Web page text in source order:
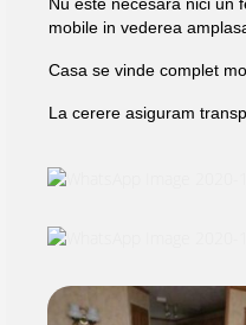
mobile in vederea
Casa se vinde complet
La cerere asiguram